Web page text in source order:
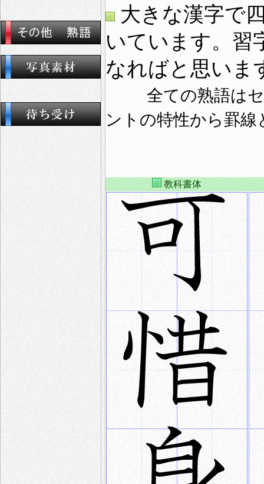
大きな漢字で
いています。習
なればと思いま
全ての熟語は
ントの特性から罫
教科書体